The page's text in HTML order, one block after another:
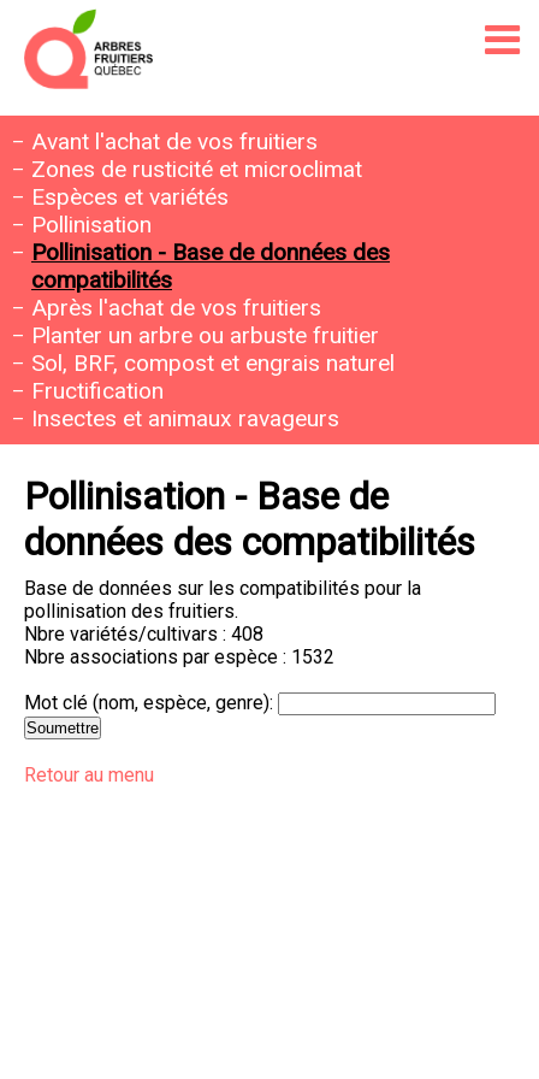
Avant l'achat de vos fruitiers
Zones de rusticité et microclimat
Espèces et variétés
Pollinisation
Pollinisation - Base de données des
compatibilités
Après l'achat de vos fruitiers
Planter un arbre ou arbuste fruitier
Sol, BRF, compost et engrais naturel
Fructification
Insectes et animaux ravageurs
Pollinisation - Base de
données des compatibilités
Base de données sur les compatibilités pour la
pollinisation des fruitiers.
Nbre variétés/cultivars : 408
Nbre associations par espèce : 1532
Mot clé (nom, espèce, genre):
Retour au menu